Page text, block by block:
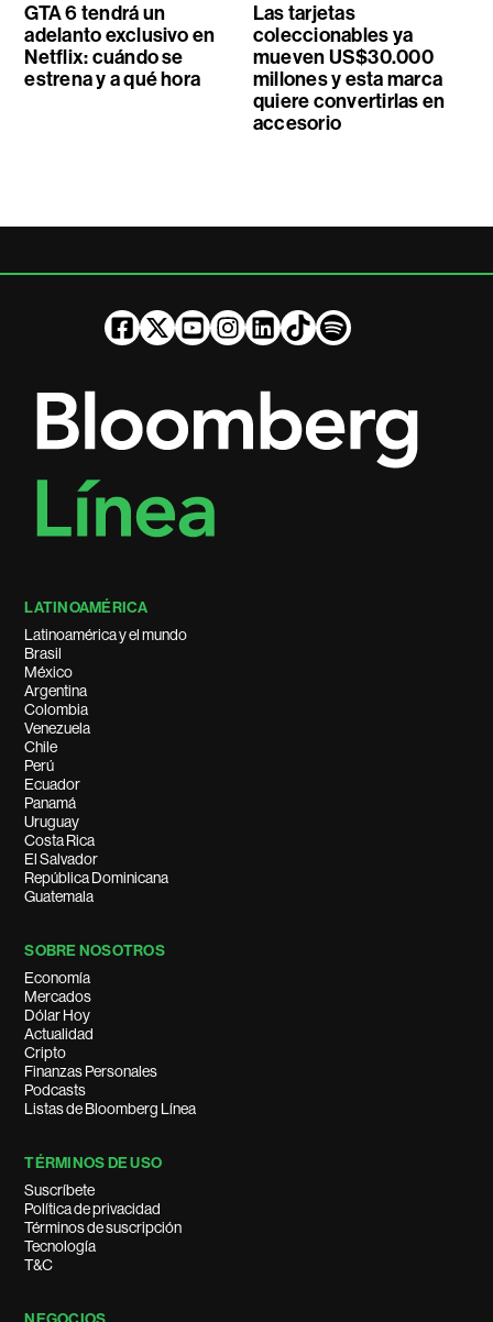
GTA 6 tendrá un
adelanto exclusivo en
Netflix: cuándo se
estrena y a qué hora
Las tarjetas
coleccionables ya
mueven US$30.000
millones y esta marca
quiere convertirlas en
accesorio
LATINOAMÉRICA
Latinoamérica y el mundo
Brasil
México
Argentina
Colombia
Venezuela
Chile
Perú
Ecuador
Panamá
Uruguay
Costa Rica
El Salvador
República Dominicana
Guatemala
SOBRE NOSOTROS
Economía
Mercados
Dólar Hoy
Actualidad
Cripto
Finanzas Personales
Podcasts
Listas de Bloomberg Línea
TÉRMINOS DE USO
Suscríbete
Política de privacidad
Términos de suscripción
Tecnología
T&C